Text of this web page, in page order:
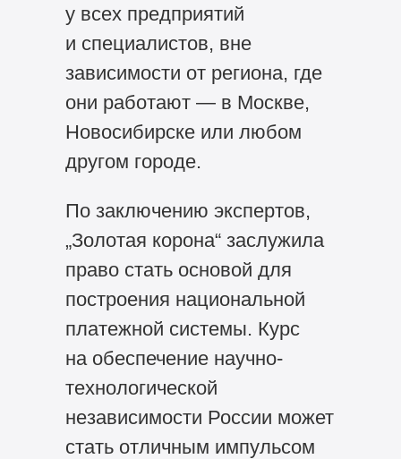
у всех предприятий
и специалистов, вне
зависимости от региона, где
они работают — в Москве,
Новосибирске или любом
другом городе.
По заключению экспертов,
„Золотая корона“ заслужила
право стать основой для
построения национальной
платежной системы. Курс
на обеспечение научно-
технологической
независимости России может
стать отличным импульсом